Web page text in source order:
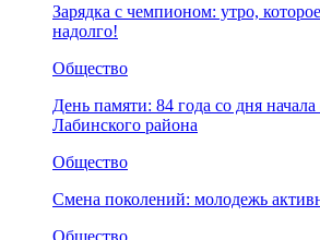
Зарядка с чемпионом: утро,
надолго!
Общество
День памяти: 84 года со дня
Лабинского района
Общество
Смена поколений: молодежь
Общество